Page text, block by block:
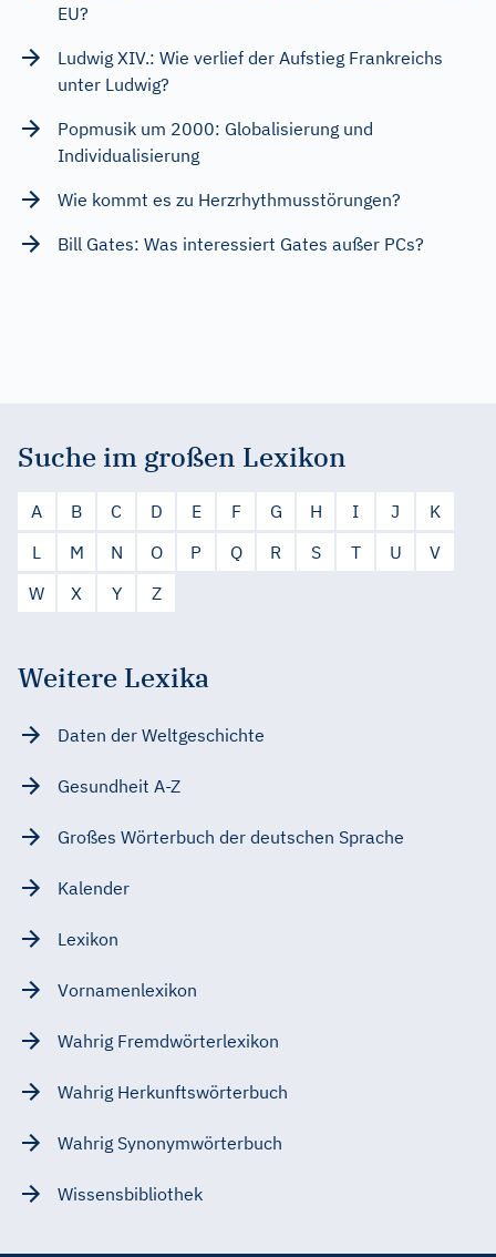
EU?
Ludwig XIV.: Wie verlief der Aufstieg Frankreichs
unter Ludwig?
Popmusik um 2000: Globalisierung und
Individualisierung
Wie kommt es zu Herzrhythmusstörungen?
Bill Gates: Was interessiert Gates außer PCs?
Suche im großen Lexikon
A B C D E F G H I J
K
L
M N O P Q R S T U
V
W
X Y Z
Weitere Lexika
Daten der Weltgeschichte
Gesundheit A-Z
Großes Wörterbuch der deutschen Sprache
Kalender
Lexikon
Vornamenlexikon
Wahrig Fremdwörterlexikon
Wahrig Herkunftswörterbuch
Wahrig Synonymwörterbuch
Wissensbibliothek